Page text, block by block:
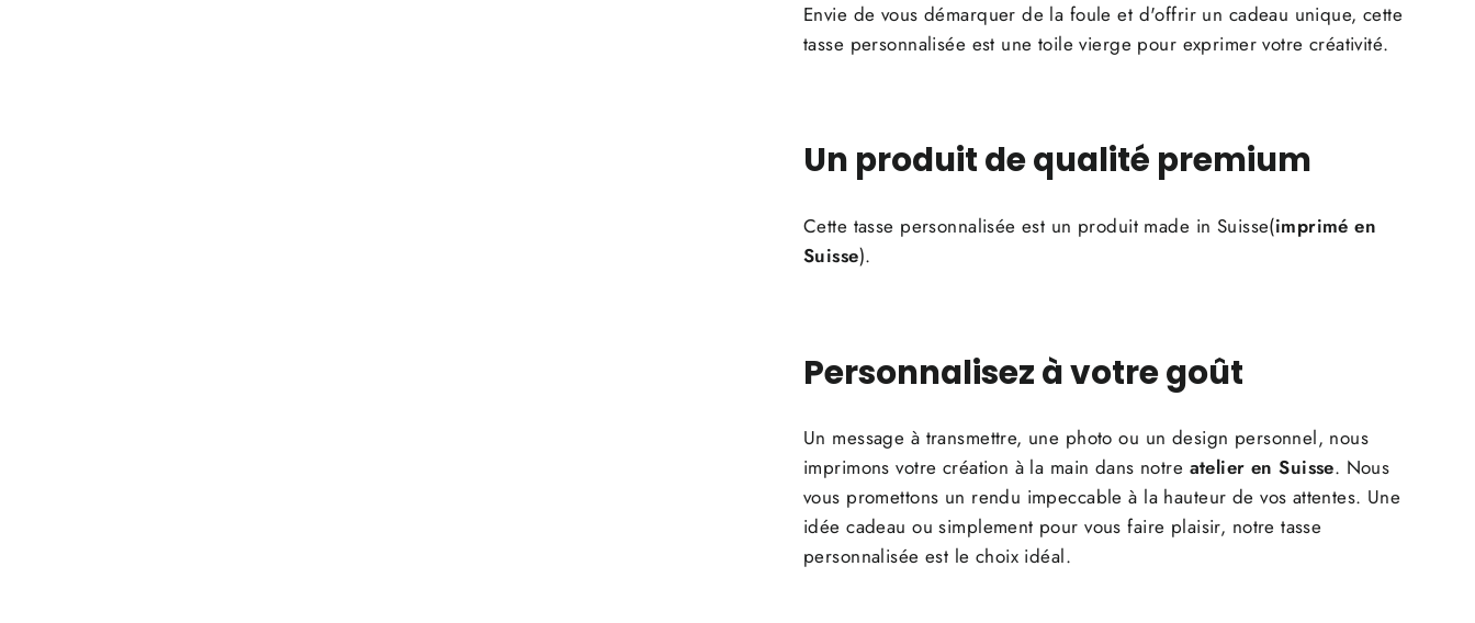
Envie de vous démarquer de la foule et d'offrir un cadeau unique, cette
tasse personnalisée est une toile vierge pour exprimer votre créativité.
Un produit de qualité premium
Cette tasse personnalisée est un produit made in Suisse(imprimé en
Suisse).
Personnalisez à votre goût
Un message à transmettre, une photo ou un design personnel, nous
imprimons votre création à la main dans notre atelier en Suisse. Nous
vous promettons un rendu impeccable à la hauteur de vos attentes. Une
idée cadeau ou simplement pour vous faire plaisir, notre tasse
personnalisée est le choix idéal.